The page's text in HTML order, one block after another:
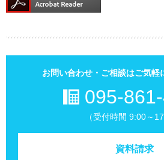
お問い合わせ・ご相談はご気軽
095-
（受付時間 9:00～
資料請求